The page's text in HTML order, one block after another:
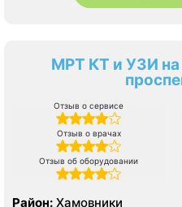
МРТ КТ и УЗИ
Отзыв о сервисе
Отзыв о врачах
Отзыв об оборудовании
Район: Хамовники